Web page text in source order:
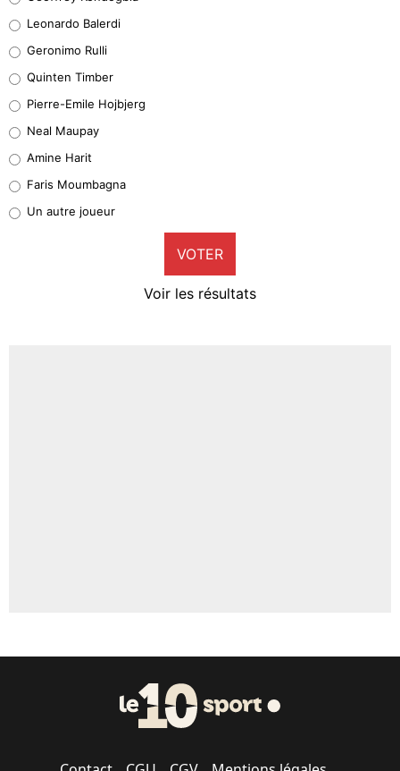
38%
32%
5%
1%
9%
Leonardo Balerdi
Geronimo Rulli
Quinten Timber
Pierre-Emile Hojbjerg
Neal Maupay
Amine Harit
Faris Moumbagna
Un autre joueur
VOTER
Voir les résultats